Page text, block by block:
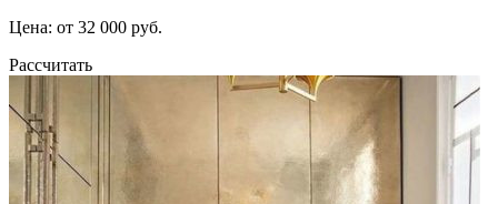
Цена: от 32 000 руб.
Рассчитать